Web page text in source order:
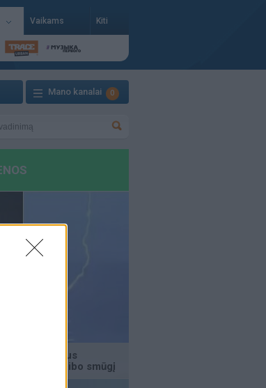
Vaikams Kiti
Mano kanalai 0